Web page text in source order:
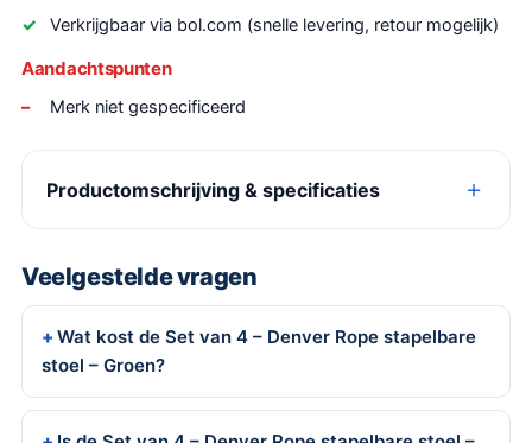
Verkrijgbaar via bol.com (snelle levering, retour mogelijk)
Aandachtspunten
Merk niet gespecificeerd
Productomschrijving & specificaties
Veelgestelde vragen
Wat kost de Set van 4 – Denver Rope stapelbare
stoel – Groen?